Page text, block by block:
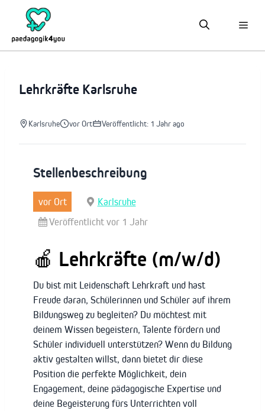
springen
Lehrkräfte Karlsruhe
Karlsruhe vor Ort Veröffentlicht: 1 Jahr ago
Stellenbeschreibung
vor Ort
Karlsruhe
Veröffentlicht vor 1 Jahr
🍎 Lehrkräfte (m/w/d)
Du bist mit Leidenschaft Lehrkraft und hast
Freude daran, Schülerinnen und Schüler auf ihrem
Bildungsweg zu begleiten? Du möchtest mit
deinem Wissen begeistern, Talente fördern und
Schüler individuell unterstützen? Wenn du Bildung
aktiv gestalten willst, dann bietet dir diese
Position die perfekte Möglichkeit, dein
Engagement, deine pädagogische Expertise und
deine Begeisterung fürs Unterrichten voll